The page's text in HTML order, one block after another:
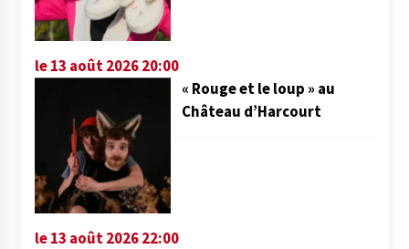
le 13 août 2026 20:00
« Rouge et le loup » au
Château d’Harcourt
le 13 août 2026 22:00